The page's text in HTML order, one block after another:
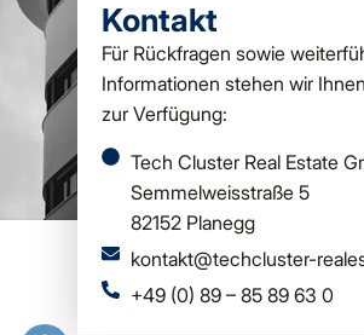
Kontakt
Für Rückfragen sowie
Informationen stehen wir
zur Verfügung:
Tech Cluster Real Estate
Semmelweisstraße 5
82152 Planegg
kontakt@techcluster-
+49 (0) 89 – 85 89 63 0